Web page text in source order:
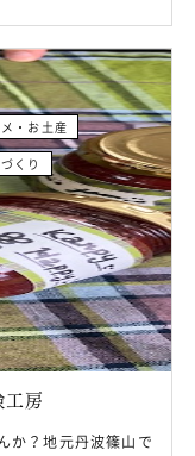
房
か？地元丹波篠山で
・お土産
くり